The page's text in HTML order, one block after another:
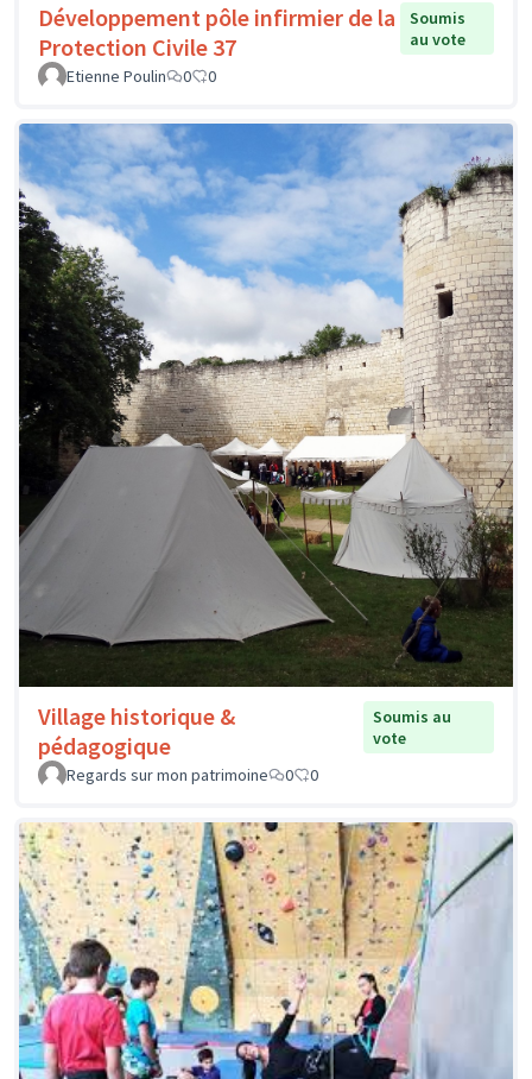
Développement pôle infirmier de la
Protection Civile 37
Soumis
au vote
Etienne Poulin
0 0
Village historique &
pédagogique
Soumis au
vote
Regards sur mon patrimoine
0 0